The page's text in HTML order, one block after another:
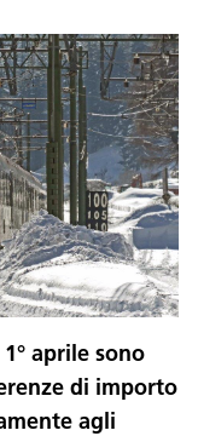
aprile sono
di importo
agli